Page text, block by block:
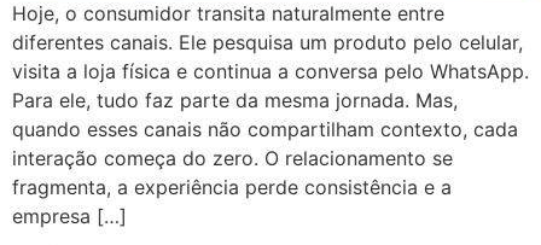
Hoje, o consumidor transita naturalmente entre
diferentes canais. Ele pesquisa um produto pelo celular,
visita a loja física e continua a conversa pelo WhatsApp.
Para ele, tudo faz parte da mesma jornada. Mas,
quando esses canais não compartilham contexto, cada
interação começa do zero. O relacionamento se
fragmenta, a experiência perde consistência e a
empresa […]